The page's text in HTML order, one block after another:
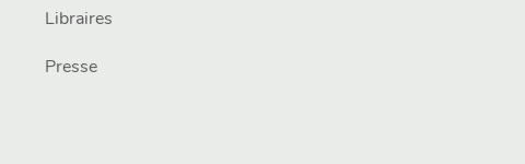
Libraires
Presse